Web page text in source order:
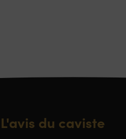
L'avis du caviste